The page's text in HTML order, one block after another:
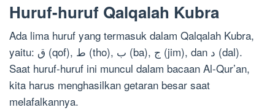
Huruf-huruf Qalqalah Kubra
Ada lima huruf yang termasuk dalam Qalqalah Kubra,
yaitu: ق (qof), ط (tho), ب (ba), ج (jim), dan د (dal).
Saat huruf-huruf ini muncul dalam bacaan Al-Qur’an,
kita harus menghasilkan getaran besar saat
melafalkannya.